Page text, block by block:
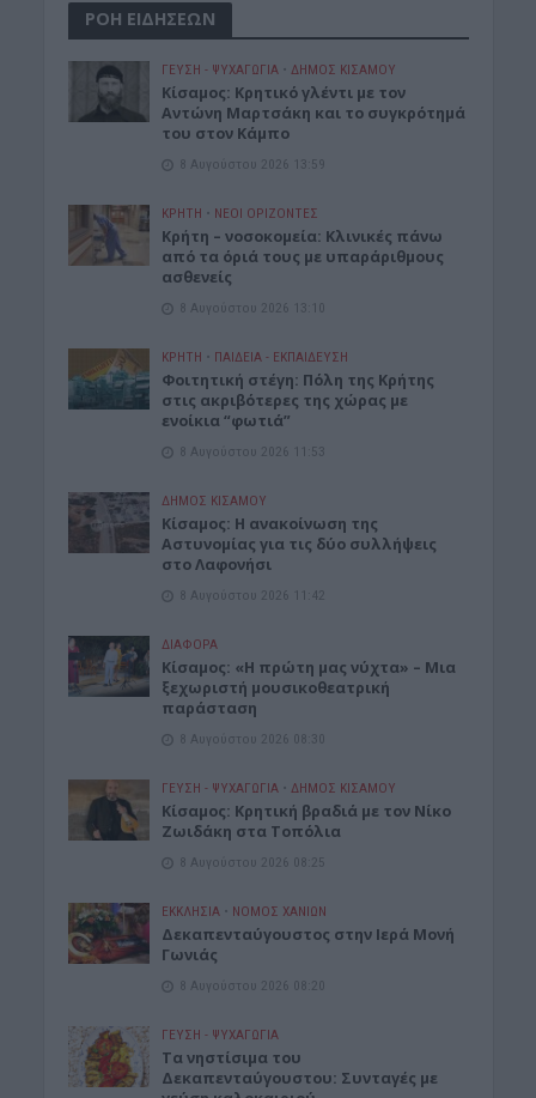
ΡΟΗ ΕΙΔΗΣΕΩΝ
ΓΕΎΣΗ - ΨΥΧΑΓΩΓΊΑ • ΔΉΜΟΣ ΚΙΣΆΜΟΥ
Kίσαμος: Κρητικό γλέντι με τον
Αντώνη Μαρτσάκη και το συγκρότημά
του στον Κάμπο
8 Αυγούστου 2026 13:59
ΚΡΗΤΗ • ΝΕΟΙ ΟΡΙΖΟΝΤΕΣ
Κρήτη – νοσοκομεία: Κλινικές πάνω
από τα όριά τους με υπαράριθμους
ασθενείς
8 Αυγούστου 2026 13:10
ΚΡΗΤΗ • ΠΑΙΔΕΙΑ - ΕΚΠΑΙΔΕΥΣΗ
Φοιτητική στέγη: Πόλη της Κρήτης
στις ακριβότερες της χώρας με
ενοίκια “φωτιά”
8 Αυγούστου 2026 11:53
ΔΉΜΟΣ ΚΙΣΆΜΟΥ
Κίσαμος: Η ανακοίνωση της
Αστυνομίας για τις δύο συλλήψεις
στο Λαφονήσι
8 Αυγούστου 2026 11:42
ΔΙΆΦΟΡΑ
Κίσαμος: «Η πρώτη μας νύχτα» – Μια
ξεχωριστή μουσικοθεατρική
παράσταση
8 Αυγούστου 2026 08:30
ΓΕΎΣΗ - ΨΥΧΑΓΩΓΊΑ • ΔΉΜΟΣ ΚΙΣΆΜΟΥ
Kίσαμος: Κρητική βραδιά με τον Νίκο
Ζωιδάκη στα Τοπόλια
8 Αυγούστου 2026 08:25
ΕΚΚΛΗΣΙΑ • ΝΟΜΌΣ ΧΑΝΊΩΝ
Δεκαπενταύγουστος στην Ιερά Μονή
Γωνιάς
8 Αυγούστου 2026 08:20
ΓΕΎΣΗ - ΨΥΧΑΓΩΓΊΑ
Τα νηστίσιμα του
Δεκαπενταύγουστου: Συνταγές με